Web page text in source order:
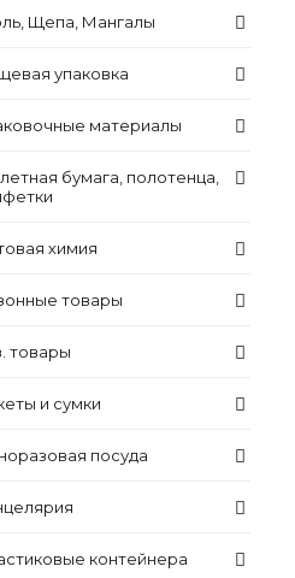
Щепа, Мангалы
упаковка
материалы
бумага, полотенца,
химия
товары
товары
и сумки
посуда
контейнера